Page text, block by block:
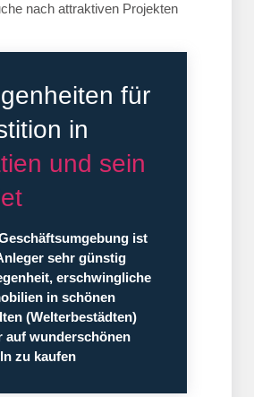
nach attraktiven Projekten
für
in
und sein
ist
sehr günstig
erschwingliche
in schönen
(Welterbestädten)
auf wunderschönen
zu kaufen